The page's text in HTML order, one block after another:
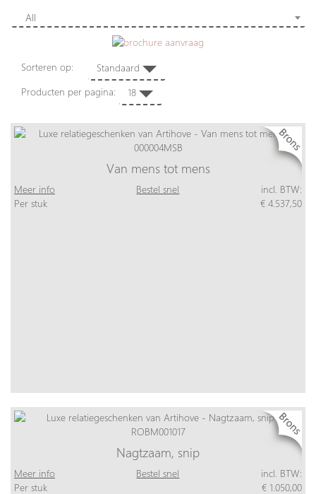
All
Sorteren op: Standaard
Producten per pagina: 18
Van mens tot mens
Meer info Bestel snel
incl. BTW:
Per stuk
€ 4.537,50
Nagtzaam, snip
Meer info Bestel snel
incl. BTW:
Per stuk
€ 1.050,00